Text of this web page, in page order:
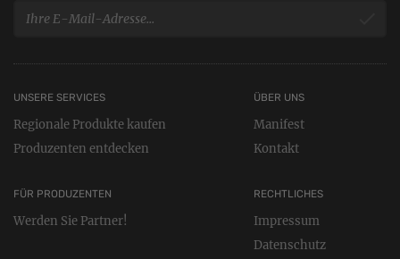
UNSERE SERVICES
Regionale Produkte kaufen
Produzenten entdecken
FÜR PRODUZENTEN
Werden Sie Partner!
RECHTLICHES
Impressum
Datenschutz
ÜBER UNS
Manifest
Kontakt